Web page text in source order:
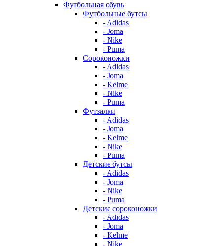
Футбольная обувь
Футбольные бутсы
- Adidas
- Joma
- Nike
- Puma
Сороконожки
- Adidas
- Joma
- Kelme
- Nike
- Puma
Футзалки
- Adidas
- Joma
- Kelme
- Nike
- Puma
Детские бутсы
- Adidas
- Joma
- Nike
- Puma
Детские сороконожки
- Adidas
- Joma
- Kelme
- Nike